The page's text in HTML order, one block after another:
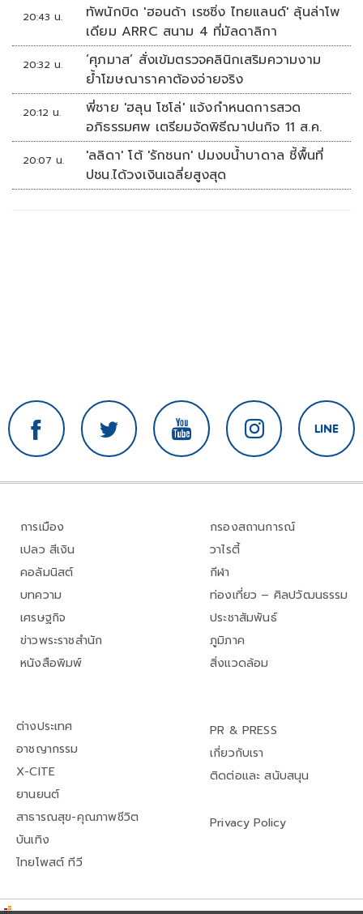
20:43 น.
ทัพนักบิด 'ฮอนด้า เรซซิ่ง ไทยแลนด์' ลุ้นล่าโพ
เดียม ARRC สนาม 4 ที่มัลดาลิกา
20:32 น.
‘ศุภมาส’ สั่งเข้มตรวจคลินิกเสริมความงาม
ย้ำโฆษณาราคาต้องจ่ายจริง
20:12 น.
พี่ชาย 'ฮลุน โซโล่' แจ้งกำหนดการสวด
อภิธรรมศพ เตรียมจัดพิธีฌาปนกิจ 11 ส.ค.
20:07 น.
'ลลิดา' โต้ 'รักชนก' ปมงบน้ำบาดาล ชี้พื้นที่
ปชน.ได้วงเงินเฉลี่ยสูงสุด
การเมือง
เปลว สีเงิน
คอลัมนิสต์
บทความ
เศรษฐกิจ
ข่าวพระราชสำนัก
หนังสือพิมพ์
กรองสถานการณ์
วาไรตี้
กีฬา
ท่องเที่ยว – ศิลปวัฒนธรรม
ประชาสัมพันธ์
ภูมิภาค
สิ่งแวดล้อม
ต่างประเทศ
อาชญากรรม
X-CITE
ยานยนต์
สาธารณสุข-คุณภาพชีวิต
บันเทิง
ไทยโพสต์ ทีวี
PR & PRESS
เกี่ยวกับเรา
ติดต่อและ สนับสนุน
Privacy Policy